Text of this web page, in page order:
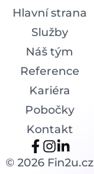
Hlavní strana
Služby
Náš tým
Reference
Kariéra
Pobočky
Kontakt
© 2026 Fin2u.cz